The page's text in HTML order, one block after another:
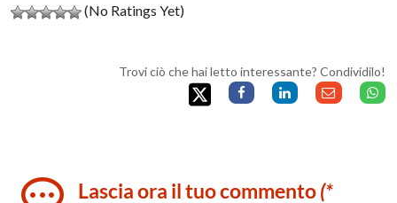
(No Ratings Yet)
Trovi ciò che hai letto interessante? Condividilo!
Lascia ora il tuo commento(*